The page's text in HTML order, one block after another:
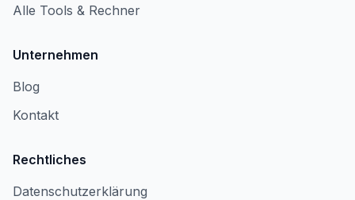
Alle Tools & Rechner
Unternehmen
Blog
Kontakt
Rechtliches
Datenschutzerklärung